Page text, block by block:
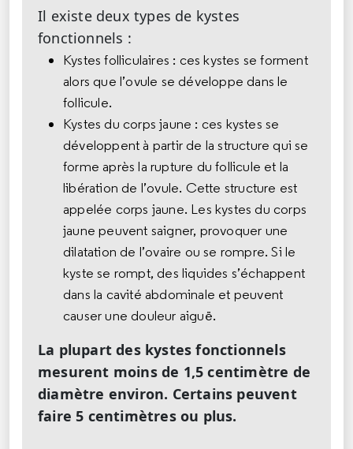
Il existe deux types de kystes
fonctionnels :
Kystes folliculaires : ces kystes se forment
alors que l’ovule se développe dans le
follicule.
Kystes du corps jaune : ces kystes se
développent à partir de la structure qui se
forme après la rupture du follicule et la
libération de l’ovule. Cette structure est
appelée corps jaune. Les kystes du corps
jaune peuvent saigner, provoquer une
dilatation de l’ovaire ou se rompre. Si le
kyste se rompt, des liquides s’échappent
dans la cavité abdominale et peuvent
causer une douleur aiguë.
La plupart des kystes fonctionnels
mesurent moins de 1,5 centimètre de
diamètre environ. Certains peuvent
faire 5 centimètres ou plus.